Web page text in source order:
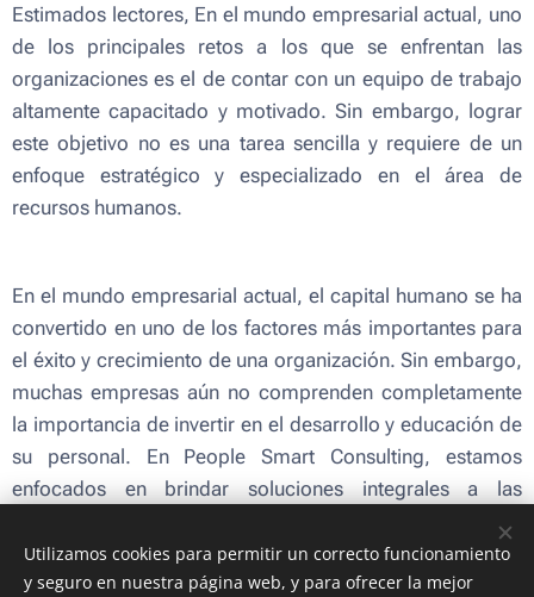
Estimados lectores, En el mundo empresarial actual, uno
de los principales retos a los que se enfrentan las
organizaciones es el de contar con un equipo de trabajo
altamente capacitado y motivado. Sin embargo, lograr
este objetivo no es una tarea sencilla y requiere de un
enfoque estratégico y especializado en el área de
recursos humanos.
En el mundo empresarial actual, el capital humano se ha
convertido en uno de los factores más importantes para
el éxito y crecimiento de una organización. Sin embargo,
muchas empresas aún no comprenden completamente
la importancia de invertir en el desarrollo y educación de
su personal. En People Smart Consulting, estamos
enfocados en brindar soluciones integrales a las
Utilizamos cookies para permitir un correcto funcionamiento
y seguro en nuestra página web, y para ofrecer la mejor